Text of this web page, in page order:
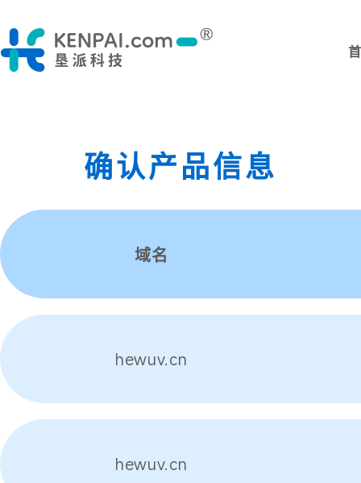
确认产品信息
域名
hewuv.cn
hewuv.cn